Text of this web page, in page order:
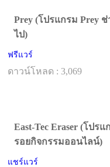
Prey (โปรแกรม Prey
ไป)
ฟรีแวร์
ดาวน์โหลด : 3,069
East-Tec Eraser (โปร
รอยกิจกรรมออนไลน์)
แชร์แวร์